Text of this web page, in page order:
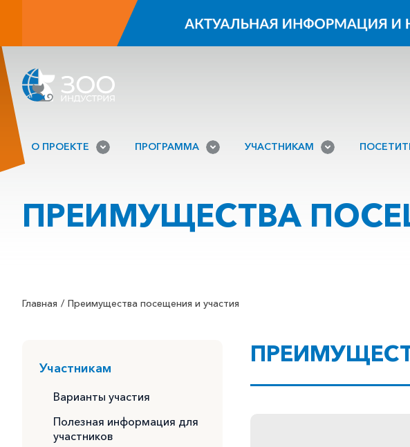
О ПРОЕКТЕ ПРОГРАММА УЧАСТНИКАМ
ПРЕИМУЩЕСТВА
Главная Преимущества посещения и участия
Участникам
Варианты участия
Полезная информация для
участников